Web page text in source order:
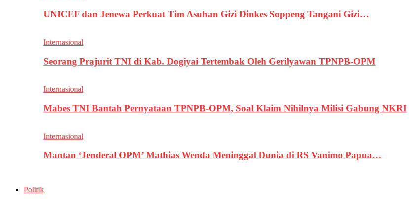
UNICEF dan Jenewa Perkuat Tim Asuhan Gizi Dinkes Soppeng Tangani Gizi…
Internasional
Seorang Prajurit TNI di Kab. Dogiyai Tertembak Oleh Gerilyawan TPNPB-OPM
Internasional
Mabes TNI Bantah Pernyataan TPNPB-OPM, Soal Klaim Nihilnya Milisi Gabung NKRI
Internasional
Mantan ‘Jenderal OPM’ Mathias Wenda Meninggal Dunia di RS Vanimo Papua…
Politik